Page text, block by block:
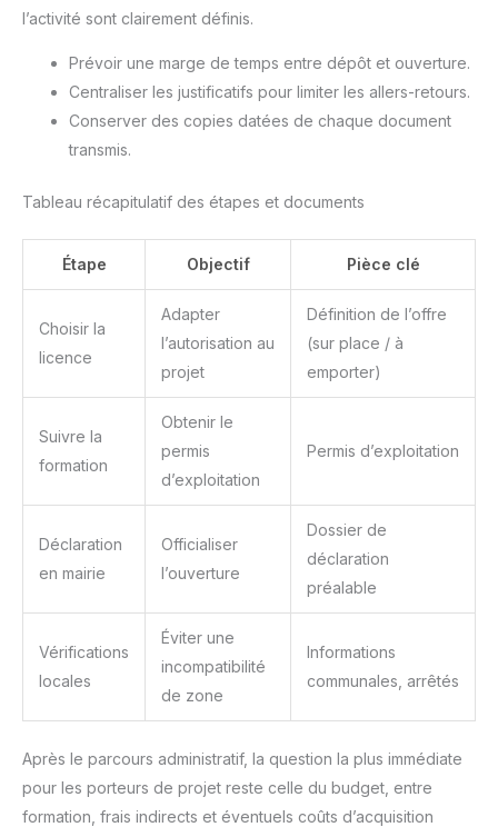
l’activité sont clairement définis.
Prévoir une marge de temps entre dépôt et ouverture.
Centraliser les justificatifs pour limiter les allers-retours.
Conserver des copies datées de chaque document
transmis.
Tableau récapitulatif des étapes et documents
Étape Objectif Pièce clé
Choisir la
licence
Adapter
l’autorisation au
projet
Définition de l’offre
(sur place / à
emporter)
Suivre la
formation
Obtenir le
permis
d’exploitation
Permis d’exploitation
Déclaration
en mairie
Officialiser
l’ouverture
Dossier de
déclaration
préalable
Vérifications
locales
Éviter une
incompatibilité
de zone
Informations
communales, arrêtés
Après le parcours administratif, la question la plus immédiate
pour les porteurs de projet reste celle du budget, entre
formation, frais indirects et éventuels coûts d’acquisition